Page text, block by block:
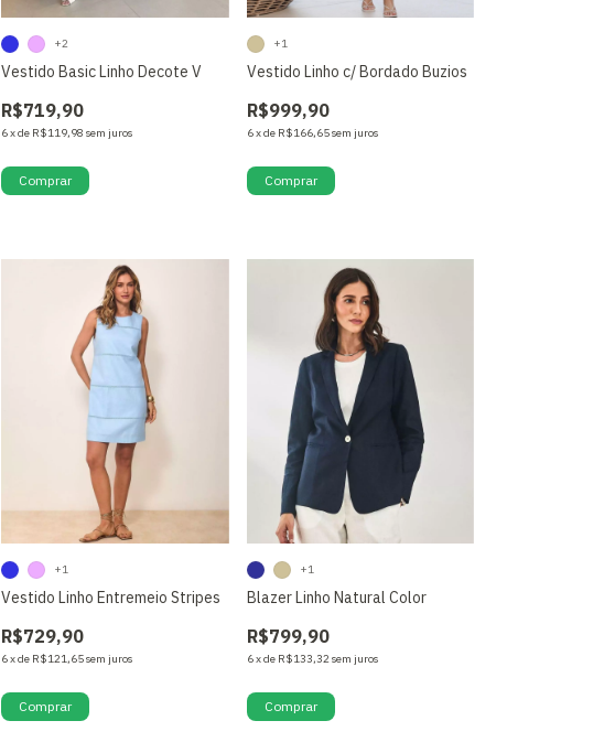
Vestido Basic Linho Decote V
R$719,90
6xde R$119,98 sem juros
+2
Comprar
Vestido Linho c/ Bordado Buzios
R$999,90
6xde R$166,65sem juros
+1
Comprar
Vestido Linho Entremeio Stripes
R$729,90
6xde R$121,65sem juros
+1
Comprar
Blazer Linho Natural Color
R$799,90
6xde R$133,32sem juros
+1
Comprar